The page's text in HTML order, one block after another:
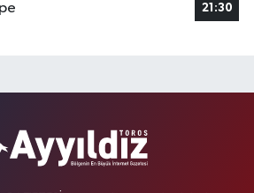
21:30